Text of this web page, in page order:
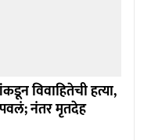
विवाहितेची हत्या,
नंतर मृतदेह